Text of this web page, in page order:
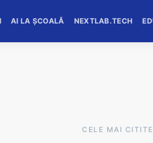
AI LA ȘCOALĂ NEXTLAB.TECH
CELE MAI